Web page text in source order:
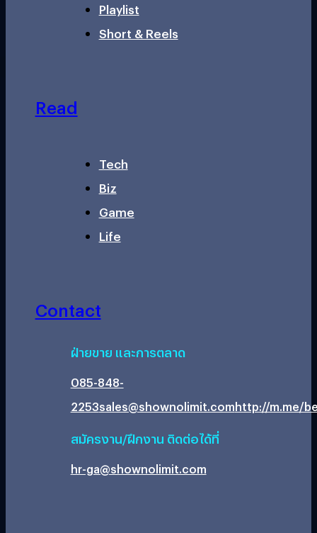
Playlist
Short & Reels
Read
Tech
Biz
Game
Life
Contact
ฝ่ายขาย และการตลาด
085-848-
2253sales@shownolimit.comhttp://m.me/
สมัครงาน/ฝึกงาน ติดต่อได้ที่
hr-ga@shownolimit.com